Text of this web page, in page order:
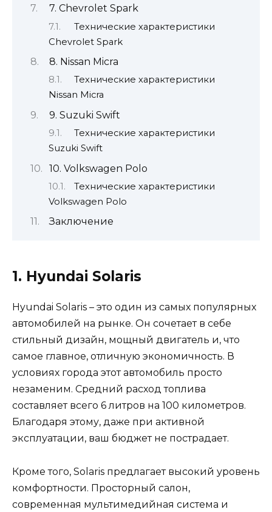
7. Chevrolet Spark
Технические характеристики
Chevrolet Spark
8. Nissan Micra
Технические характеристики
Nissan Micra
9. Suzuki Swift
Технические характеристики
Suzuki Swift
10. Volkswagen Polo
Технические характеристики
Volkswagen Polo
Заключение
1. Hyundai Solaris
Hyundai Solaris – это один из самых популярных
автомобилей на рынке. Он сочетает в себе
стильный дизайн, мощный двигатель и, что
самое главное, отличную экономичность. В
условиях города этот автомобиль просто
незаменим. Средний расход топлива
составляет всего 6 литров на 100 километров.
Благодаря этому, даже при активной
эксплуатации, ваш бюджет не пострадает.
Кроме того, Solaris предлагает высокий уровень
комфортности. Просторный салон,
современная мультимедийная система и